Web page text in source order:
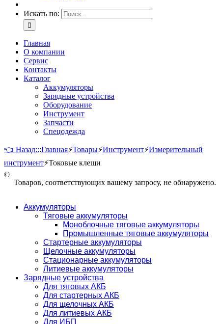
Искать по:
Главная
О компании
Сервис
Контакты
Каталог
Аккумуляторы
Зарядные устройства
Оборудование
Инструмент
Запчасти
Спецодежда
👈 Назад:::Главная⚡Товары⚡Инструмент⚡Измерительный
инструмент⚡Токовые клещи
Товаров, соответствующих вашему запросу, не обнаружено.
Аккумуляторы
Тяговые аккумуляторы
Моноблочные тяговые аккумуляторы
Промышленные тяговые аккумуляторы
Стартерные аккумуляторы
Щелочные аккумуляторы
Стационарные аккумуляторы
Литиевые аккумуляторы
Зарядные устройства
Для тяговых АКБ
Для стартерных АКБ
Для щелочных АКБ
Для литиевых АКБ
Для ИБП
©